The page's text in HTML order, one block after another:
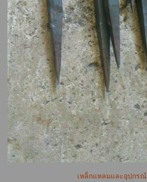
เหล็กแหลมและอุปกรณ์